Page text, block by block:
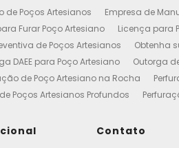
de Poços Artesianos Empresa de
Furar Poço Artesiano Licença para
de Poços Artesianos Obtenha
DAEE para Poço Artesiano
Outorga
de Poço Artesiano na Rocha
Poços Artesianos Profundos
Projeto de Perfuração de Poços
Contato